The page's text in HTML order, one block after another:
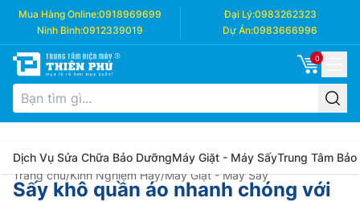
Mua Hàng Online:0918969699 Đại Lý:0983262323
Ninh Bình:0912339019 Dự Án:0983666996
0
Dịch Vụ Sửa Chữa Bảo DưỡngMáy Giặt - Máy SấyTrung Tâm Bảo
Trang chủ/Kinh Nghiệm Hay/Máy Giặt - Máy Sấy
Sấy khô quần áo nhanh chóng với